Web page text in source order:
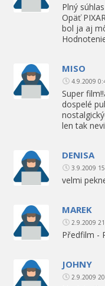
Plný
Opäť
bol ja aj
MISO
4.9.2009
Super
dospelé
len tak
DENISA
3.9.2009
velmi
MAREK
2.9.2009
Předfilm -
JOHNY
2.9.2009